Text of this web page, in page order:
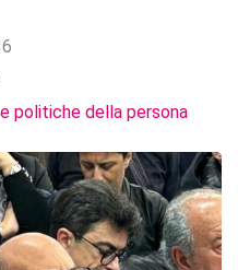
politiche della persona